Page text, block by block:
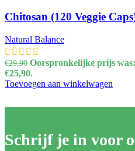
Chitosan (120 Veggie
Natural Balance
€29,90 Oorspronkelijke prijs
€25,90.
Toevoegen aan winkelwagen
Schrijf je in voor